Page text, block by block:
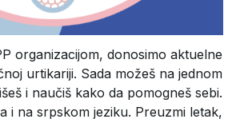
organizacijom, donosimo aktuelne
urtikariji. Sada možeš na jednom
i naučiš kako da pomogneš sebi.
i na srpskom jeziku. Preuzmi letak,